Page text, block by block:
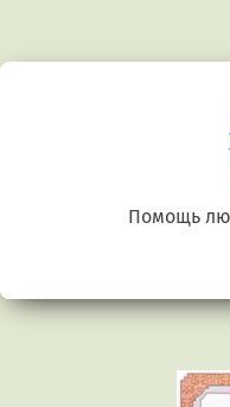
Помощь
Предыдущий